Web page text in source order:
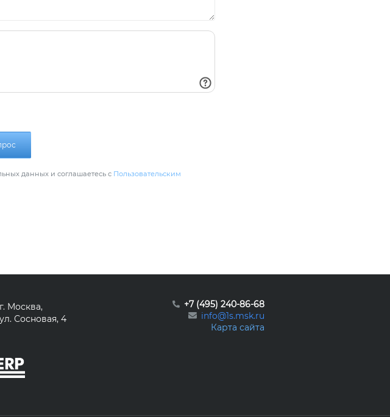
данных и соглашаетесь с Пользовательским
г. Москва,
ул. Сосновая, 4
+7 (495) 240-86-68
info@1s.msk.ru
Карта сайта